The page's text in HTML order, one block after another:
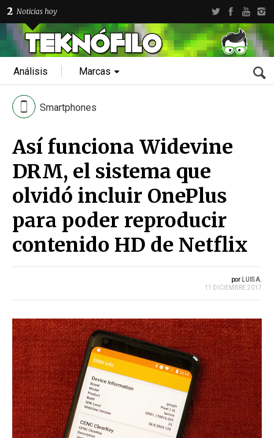
2 Noticias hoy
Análisis Marcas
Smartphones
Así funciona Widevine
DRM, el sistema que
olvidó incluir OnePlus
para poder reproducir
contenido HD de Netflix
por LUIS A.
11 DICIEMBRE 2017